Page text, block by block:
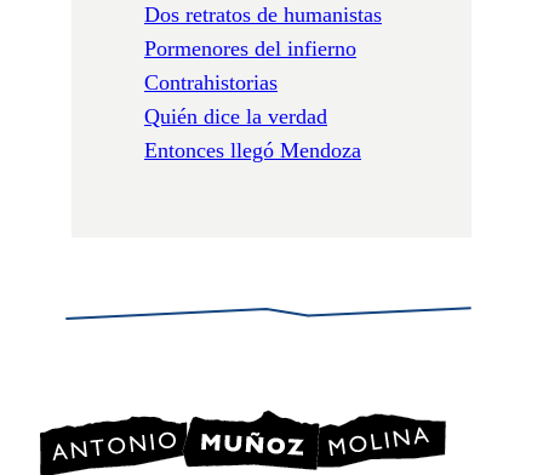
Dos retratos de humanistas
Pormenores del infierno
Contrahistorias
Quién dice la verdad
Entonces llegó Mendoza